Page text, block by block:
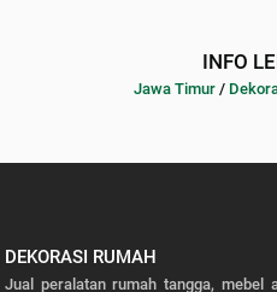
INFO
Jawa Timur /
DEKORASI RUMAH
Jual peralatan rumah tangga, mebel